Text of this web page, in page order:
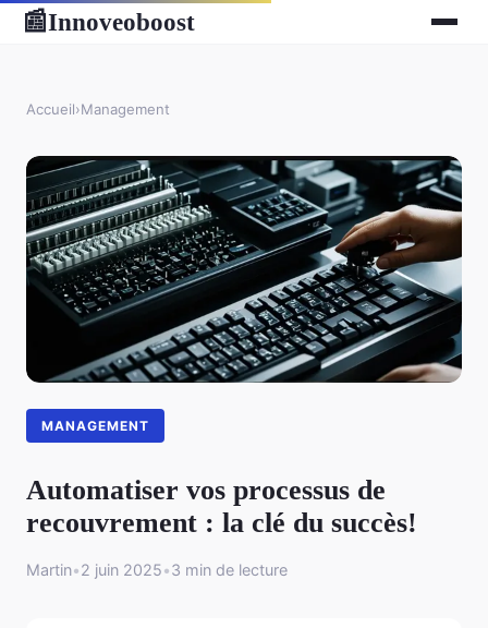
📰Innoveoboost
Accueil›Management
MANAGEMENT
Automatiser vos processus de
recouvrement : la clé du succès!
Martin•2 juin 2025•3 min de lecture